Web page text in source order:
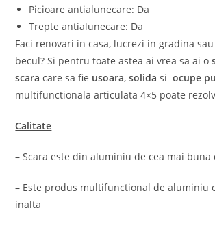
Picioare antialunecare: Da
Trepte antialunecare: Da
Faci renovari in casa, lucrezi in gradina
becul? Si pentru toate astea ai vrea sa ai o
scaracare sa fie usoara,solidasi ocupe
multifunctionala articulata 4×5 poate
Calitate
– Scara este din aluminiu de cea mai buna
– Este produs multifunctional de aluminiu
inalta